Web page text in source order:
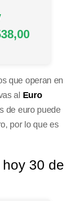
que operan en
al Euro
de euro puede
por lo que es
30 de